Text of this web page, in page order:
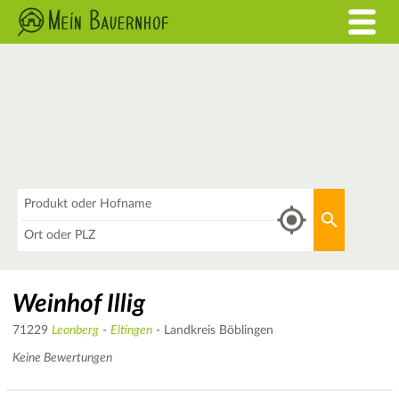
Weinhof Illig
71229 Leonberg - Eltingen - Landkreis Böblingen
Keine Bewertungen